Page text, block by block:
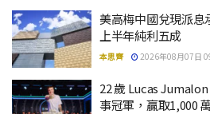
美高梅中國兌現派息
上半年純利五成
本思齊 2026年08月07日
22 歲 Lucas
事冠軍，贏取1,000